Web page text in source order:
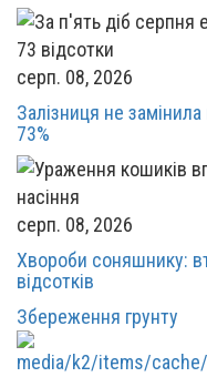
серп. 08, 2026
Залізниця не
73%
серп. 08, 2026
Хвороби соняшнику:
відсотків
Збереження грунту